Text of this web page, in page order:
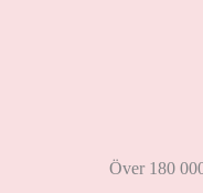
Över 180